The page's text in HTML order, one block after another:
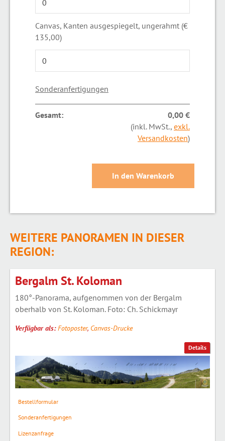
Canvas, Kanten ausgespiegelt, ungerahmt (€
135,00)
Sonderanfertigungen
Gesamt:
0,00 €
(inkl. MwSt., exkl.
Versandkosten)
WEITERE PANORAMEN IN DIESER
REGION:
Details
Bergalm St. Koloman
180°-Panorama, aufgenommen von der Bergalm
oberhalb von St. Koloman. Foto: Ch. Schickmayr
Verfügbar als:Fotoposter, Canvas-Drucke
Bestellformular
Sonderanfertigungen
Lizenzanfrage